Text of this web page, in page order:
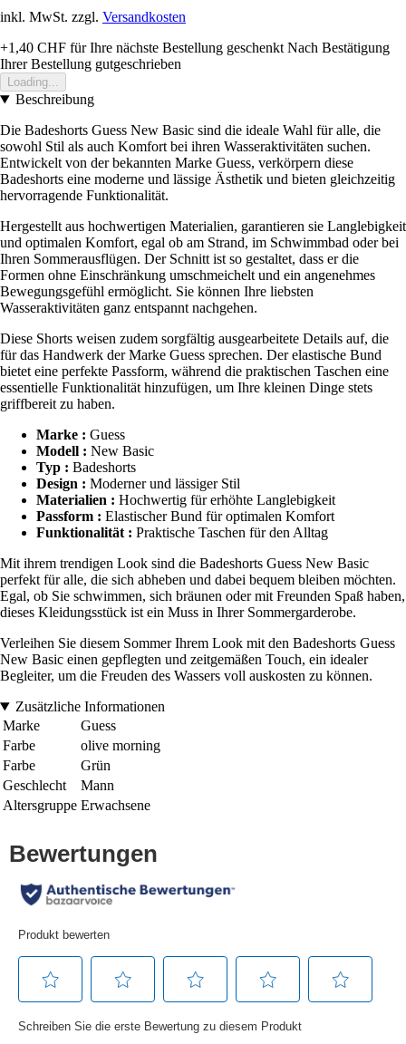
inkl. MwSt. zzgl. Versandkosten
+1,40 CHF für Ihre nächste Bestellung geschenkt Nach Bestätigung
Ihrer Bestellung gutgeschrieben
Loading...
Beschreibung
Die Badeshorts Guess New Basic sind die ideale Wahl für alle, die
sowohl Stil als auch Komfort bei ihren Wasseraktivitäten suchen.
Entwickelt von der bekannten Marke Guess, verkörpern diese
Badeshorts eine moderne und lässige Ästhetik und bieten gleichzeitig
hervorragende Funktionalität.
Hergestellt aus hochwertigen Materialien, garantieren sie Langlebigkeit
und optimalen Komfort, egal ob am Strand, im Schwimmbad oder bei
Ihren Sommerausflügen. Der Schnitt ist so gestaltet, dass er die
Formen ohne Einschränkung umschmeichelt und ein angenehmes
Bewegungsgefühl ermöglicht. Sie können Ihre liebsten
Wasseraktivitäten ganz entspannt nachgehen.
Diese Shorts weisen zudem sorgfältig ausgearbeitete Details auf, die
für das Handwerk der Marke Guess sprechen. Der elastische Bund
bietet eine perfekte Passform, während die praktischen Taschen eine
essentielle Funktionalität hinzufügen, um Ihre kleinen Dinge stets
griffbereit zu haben.
Marke : Guess
Modell : New Basic
Typ : Badeshorts
Design : Moderner und lässiger Stil
Materialien : Hochwertig für erhöhte Langlebigkeit
Passform : Elastischer Bund für optimalen Komfort
Funktionalität : Praktische Taschen für den Alltag
Mit ihrem trendigen Look sind die Badeshorts Guess New Basic
perfekt für alle, die sich abheben und dabei bequem bleiben möchten.
Egal, ob Sie schwimmen, sich bräunen oder mit Freunden Spaß haben,
dieses Kleidungsstück ist ein Muss in Ihrer Sommergarderobe.
Verleihen Sie diesem Sommer Ihrem Look mit den Badeshorts Guess
New Basic einen gepflegten und zeitgemäßen Touch, ein idealer
Begleiter, um die Freuden des Wassers voll auskosten zu können.
Zusätzliche Informationen
Marke
Guess
Farbe
olive morning
Farbe
Grün
Geschlecht
Mann
Altersgruppe Erwachsene